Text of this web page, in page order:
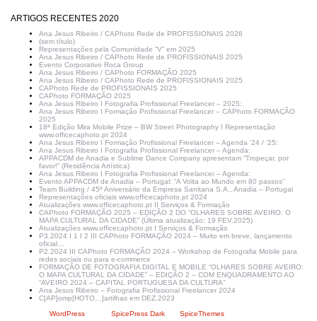
ARTIGOS RECENTES 2020
Ana Jesus Ribeiro / CAPhoto Rede de PROFISSIONAIS 2026
(sem título)
Representações pela Comunidade “V” em 2025
Ana Jesus Ribeiro / CAPhoto Rede de PROFISSIONAIS 2025
Evento Corporativo Roca Group
Ana Jesus Ribeiro / CAPhoto FORMAÇÃO 2025
Ana Jesus Ribeiro / CAPhoto Rede de PROFISSIONAIS 2025
CAPhoto Rede de PROFISSIONAIS 2025
CAPhoto FORMAÇÃO 2025
Ana Jesus Ribeiro I Fotografia Profissional Freelancer – 2025:
Ana Jesus Ribeiro I Formação Profissional Freelancer – CAPhoto FORMAÇÃO
2025
18ª Edição Mira Mobile Prize – BW Street Photography I Representação
www.officecaphoto.pt 2024
Ana Jesus Ribeiro I Formação Profissional Freelancer – Agenda ’24 / ’25:
Ana Jesus Ribeiro I Fotografia Profissional Freelancer – Agenda:
APPACDM de Anadia e Sublime Dance Company apresentam “Tropeçar, por
favor!” (Residência Artística)
Ana Jesus Ribeiro I Fotografia Profissional Freelancer – Agenda:
Evento APPACDM de Anadia – Portugal: “A Volta ao Mundo em 80 passos”
Team Building / 45º Aniversário da Empresa Sanitana S.A., Anadia – Portugal
Representações oficiais www.officecaphoto.pt 2024
Atualizações www.officecaphoto.pt II Serviços & Formação
CAPhoto FORMAÇÃO 2025 – EDIÇÃO 2 DO “OLHARES SOBRE AVEIRO: O
MAPA CULTURAL DA CIDADE” (Última atualização: 19 FEV.2025)
Atualizações www.officecaphoto.pt I Serviços & Formação
P3.2024 I 1 I 2 III CAPhoto FORMAÇÃO 2024 – Muito em breve, lançamento
oficial…
P2.2024 III CAPhoto FORMAÇÃO 2024 – Workshop de Fotografia Mobile para
redes sociais ou para e-commerce
FORMAÇÃO DE FOTOGRAFIA DIGITAL E MOBILE “OLHARES SOBRE AVEIRO:
O MAPA CULTURAL DA CIDADE” – EDIÇÃO 2 – COM ENQUADRAMENTO AO
“AVEIRO 2024 – CAPITAL PORTUGUESA DA CULTURA”
Ana Jesus Ribeiro – Fotografia Profissional Freelancer 2024
C[AP]omp[HOTO…]artilhas em DEZ.2023
WordPress SpicePress Dark SpiceThemes